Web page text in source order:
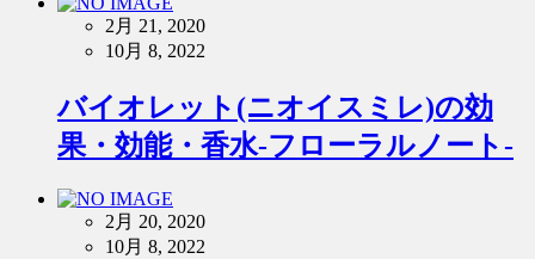
2月 21, 2020
10月 8, 2022
バイオレット(ニオイスミレ)の効
果・効能・香水-フローラルノート-
2月 20, 2020
10月 8, 2022